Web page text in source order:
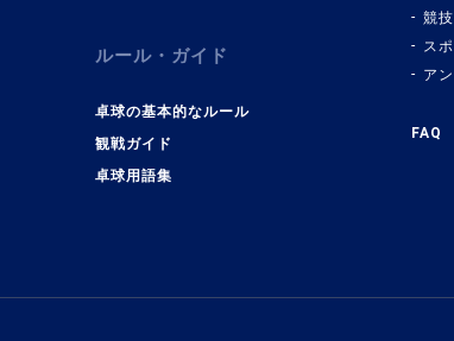
ルール・ガイド
卓球の基本的なルール
観戦ガイド
卓球用語集
競
ス
ア
FAQ